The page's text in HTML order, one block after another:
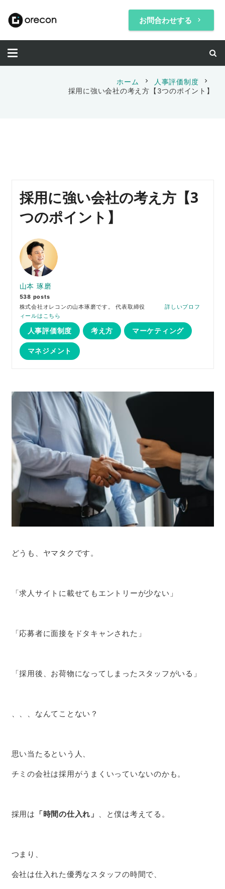
お問合わせする keyboard_arrow_right
ホーム chevron_right 人事評価制度 chevron_right
採用に強い会社の考え方【3つのポイント】
採用に強い会社の考え方【3
つのポイント】
山本 琢磨
538 posts
株式会社オレコンの山本琢磨です。 代表取締役 詳しいプロフ
ィールはこちら
人事評価制度 考え方 マーケティング
マネジメント
どうも、ヤマタクです。
「求人サイトに載せてもエントリーが少ない」
「応募者に面接をドタキャンされた」
「採用後、お荷物になってしまったスタッフがいる」
、、、なんてことない？
思い当たるという人、
チミの会社は採用がうまくいっていないのかも。
採用は 「時間の仕入れ」 、と僕は考えてる。
つまり、
会社は仕入れた優秀なスタッフの時間で、